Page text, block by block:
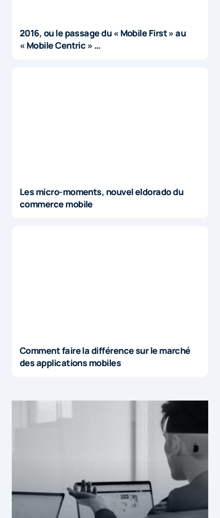
2016, ou le passage du « Mobile First » au
« Mobile Centric » …
Les micro-moments, nouvel eldorado du
commerce mobile
Comment faire la différence sur le marché
des applications mobiles